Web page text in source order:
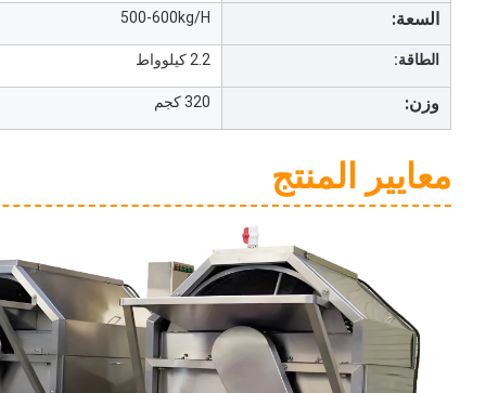
السعة: 500-600kg/H
الطاقة: 2.2 كيلوواط
وزن: 320 كجم
معايير المنتج